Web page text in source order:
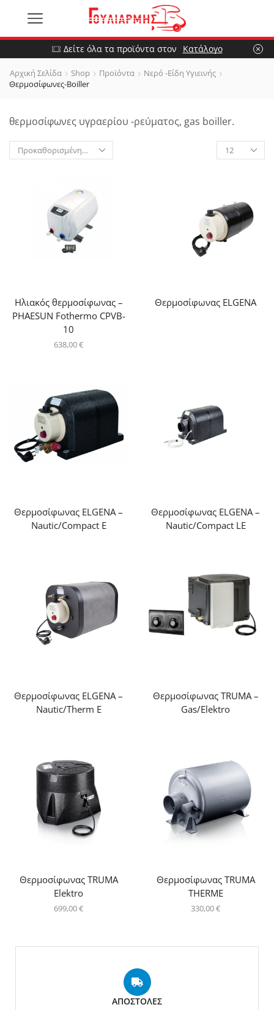
Δείτε όλα τα προϊόντα στον Κατάλογο
Αρχική Σελίδα Shop Προϊόντα
Νερό -Είδη Υγιεινής
Θερμοσίφωνες-Boiller
θερμοσίφωνες υγραερίου -ρεύματος, gas boiller.
Ηλιακός θερμοσίφωνας –
PHAESUN Fothermo CPVB-
10
638,00€
Θερμοσίφωνας ELGENA
Θερμοσίφωνας ELGENA –
Nautic/Compact E
Θερμοσίφωνας ELGENA –
Nautic/Compact LE
Θερμοσίφωνας ELGENA –
Nautic/Therm E
Θερμοσίφωνας TRUMA –
Gas/Elektro
Θερμοσίφωνας TRUMA
Elektro
699,00€
Θερμοσίφωνας TRUMA
THERME
330,00€
ΑΠΟΣΤΟΛΈΣ